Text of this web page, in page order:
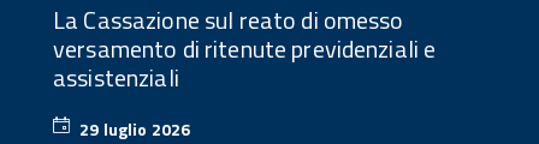
La Cassazione sul reato di omesso
versamento di ritenute previdenziali e
assistenziali
29 luglio 2026